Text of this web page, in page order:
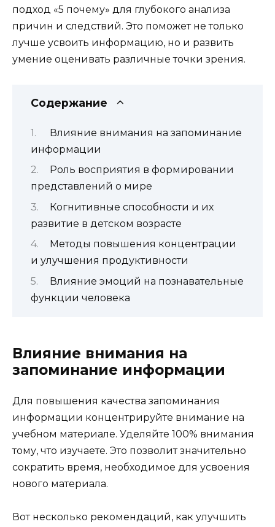
подход «5 почему» для глубокого анализа
причин и следствий. Это поможет не только
лучше усвоить информацию, но и развить
умение оценивать различные точки зрения.
Содержание
Влияние внимания на запоминание
информации
Роль восприятия в формировании
представлений о мире
Когнитивные способности и их
развитие в детском возрасте
Методы повышения концентрации
и улучшения продуктивности
Влияние эмоций на познавательные
функции человека
Влияние внимания на
запоминание информации
Для повышения качества запоминания
информации концентрируйте внимание на
учебном материале. Уделяйте 100% внимания
тому, что изучаете. Это позволит значительно
сократить время, необходимое для усвоения
нового материала.
Вот несколько рекомендаций, как улучшить